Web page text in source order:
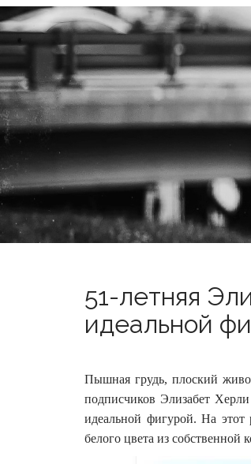
51-летняя
идеальной
Пышная грудь, плоский
подписчиков Элизабет Херли
идеальной фигурой. На этот
белого цвета из собственной